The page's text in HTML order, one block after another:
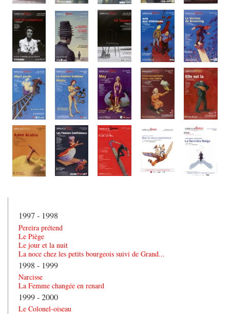
1997 - 1998
Pereira prétend
Le Piège
Le jour et la nuit
La noce chez les petits bourgeois suivi de Grand...
1998 - 1999
Narcisse
La Femme changée en renard
1999 - 2000
Le Colonel-oiseau